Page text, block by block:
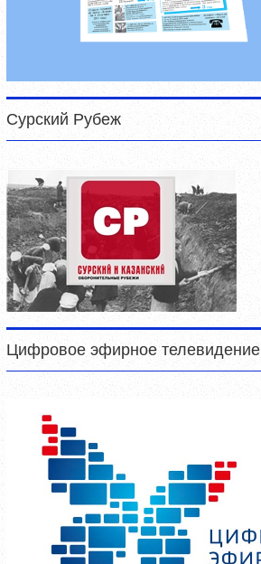
Сурский Рубеж
Цифровое эфирное телевидение